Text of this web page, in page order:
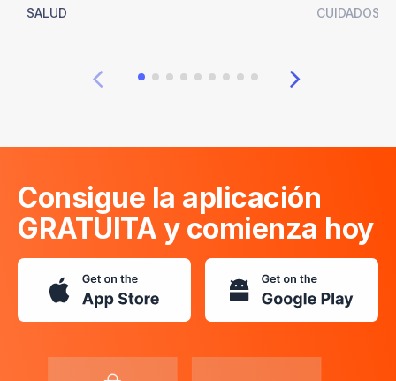
SALUD CUIDADOS
Consigue la aplicación
GRATUITA y comienza hoy